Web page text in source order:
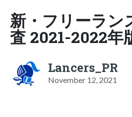
新・フリーラン
査 2021-2022年
Lancers_PR
November 12, 2021